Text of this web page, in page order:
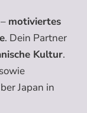
motiviertes
. Dein Partner
Kultur.
Japan in